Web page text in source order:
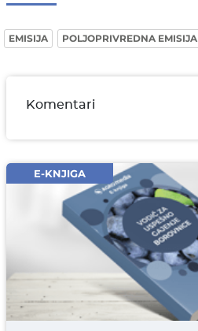
EMISIJA POLJOPRIVREDNA EMISIJA
Komentari
Email* obavezno
Komentar* obavezno
E-KNJIGA